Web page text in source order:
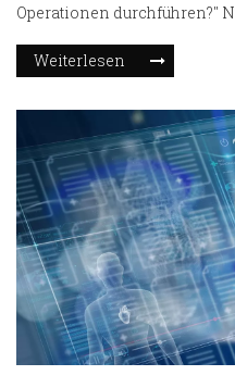
Operationen durchführen?"
Überraschung gefasst! Die
begrenztem Umfang. Sie
brauchen wir immer noch
Chirurgen! Es ist ein
Kellner erlauben, den Salat
Flambieren des
Meisterkoch!
Weiterlesen